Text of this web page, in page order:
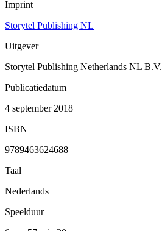
Imprint
Storytel Publishing NL
Uitgever
Storytel Publishing Netherlands NL B.V.
Publicatiedatum
4 september 2018
ISBN
9789463624688
Taal
Nederlands
Speelduur